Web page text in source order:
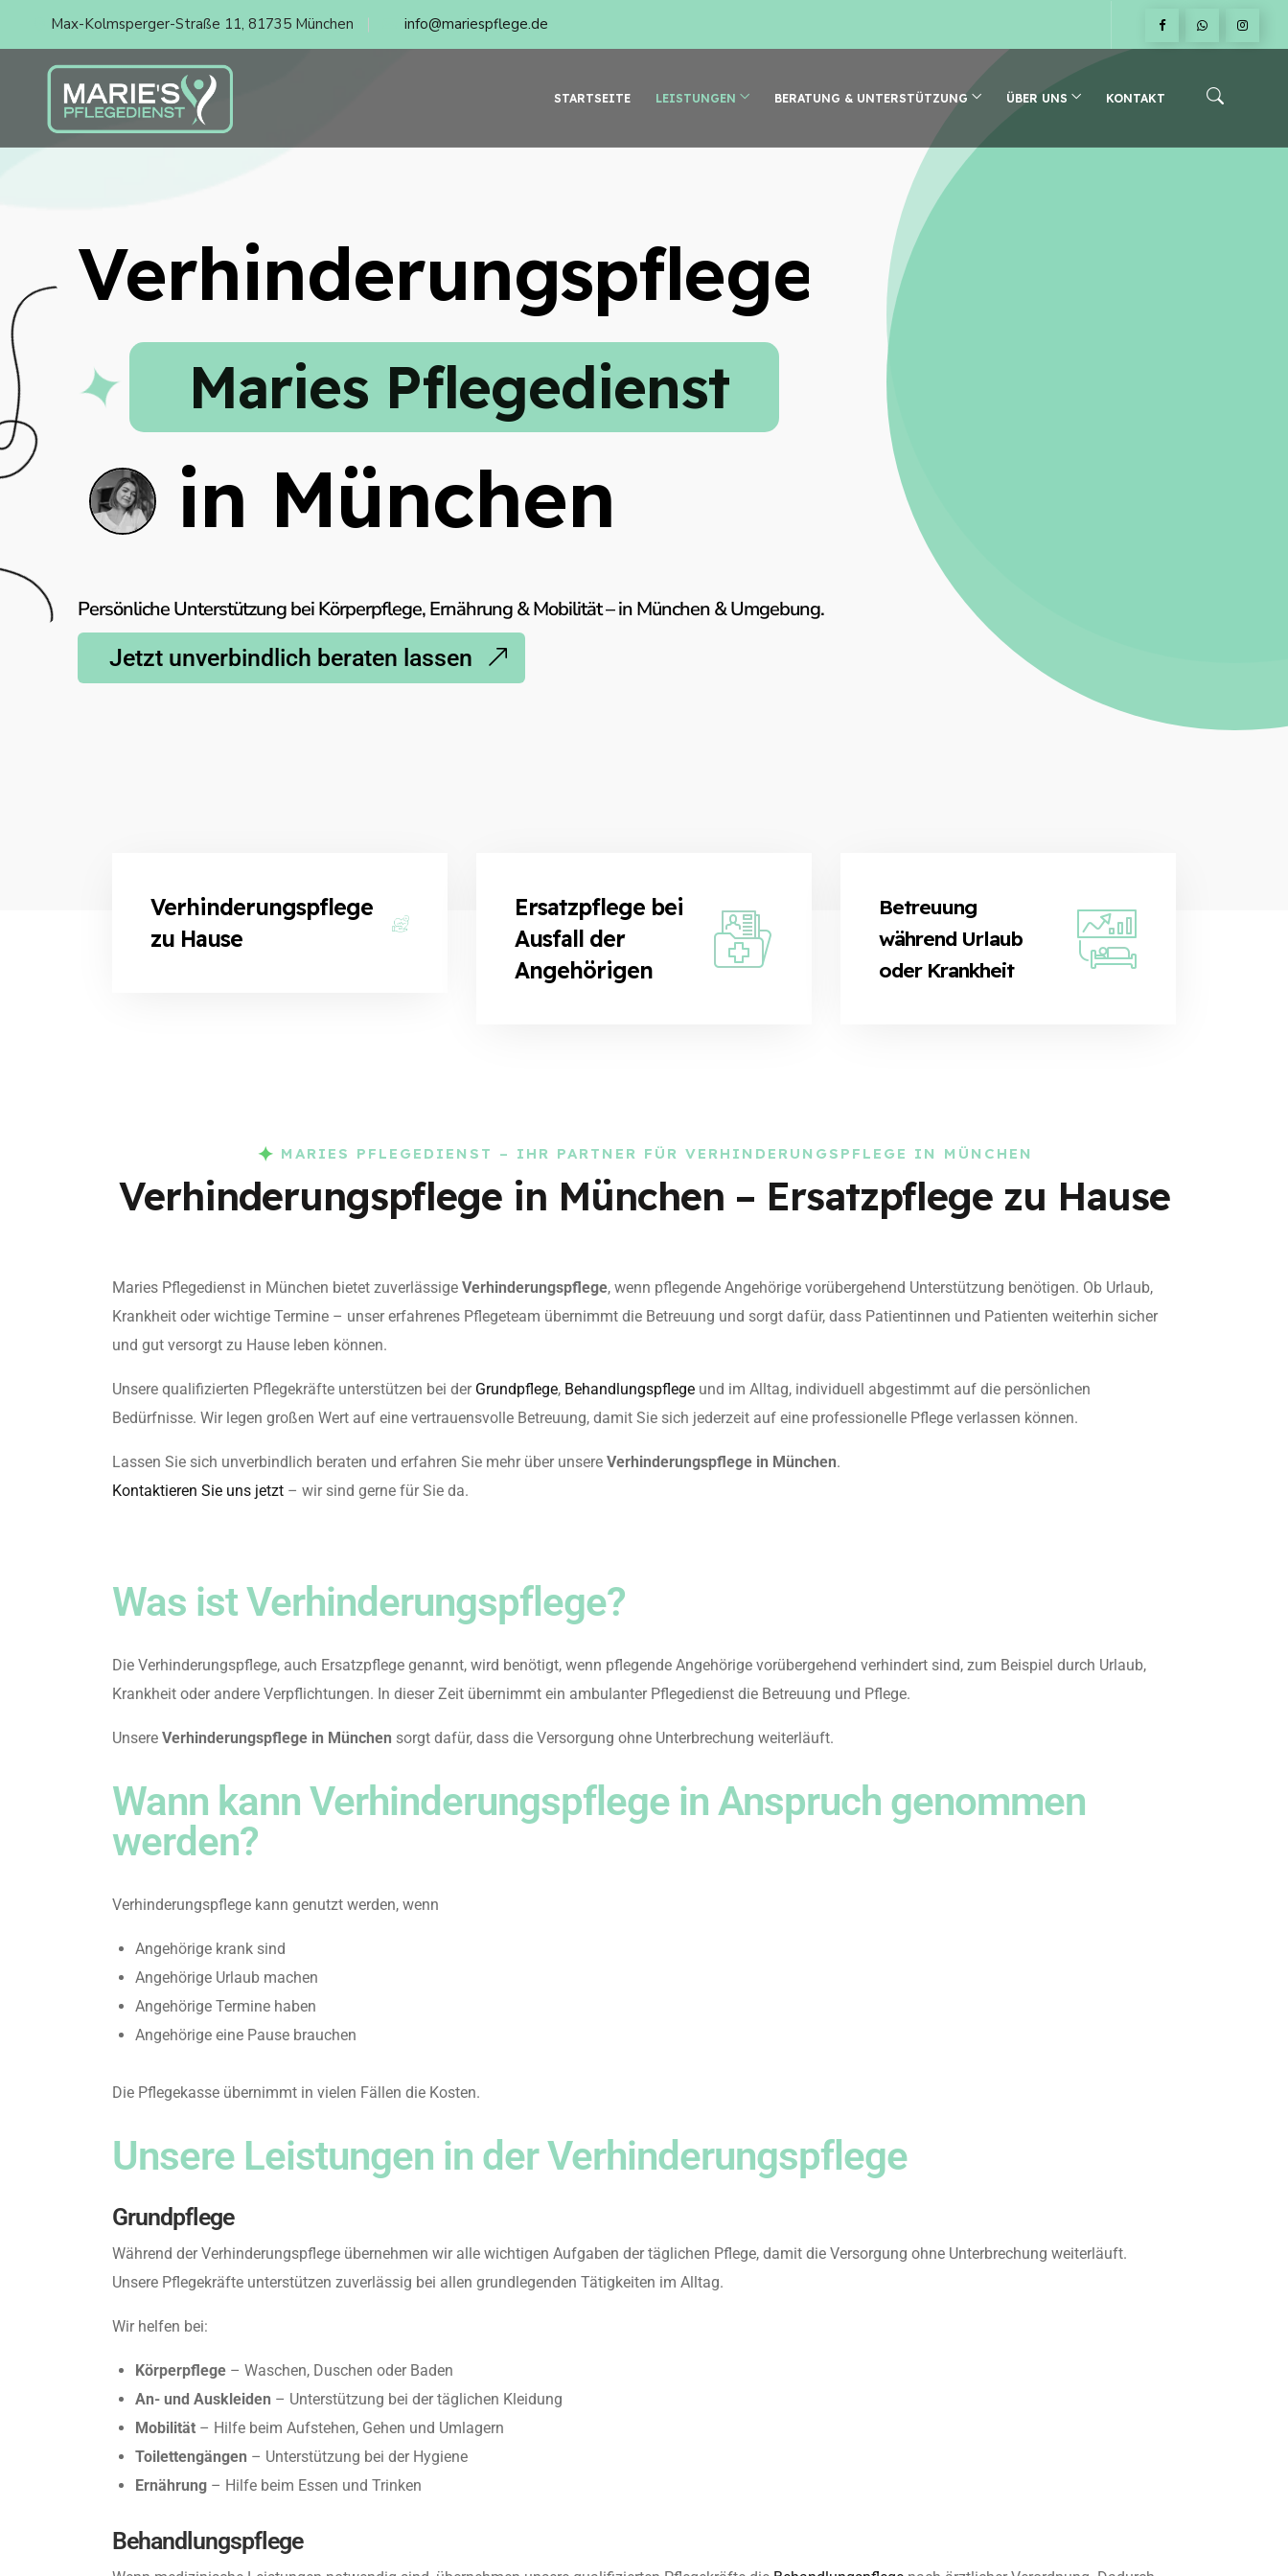
Max-Kolmsperger-Straße 11, 81735 München info@mariespflege.de
STARTSEITE LEISTUNGEN BERATUNG & UNTERSTÜTZUNG ÜBER UNS KONTAKT
in München
Jetzt unverbindlich beraten lassen
Verhinderungspflege
Persönliche Unterstützung bei Körperpflege, Ernährung & Mobilität – in München & Umgebung.
Maries Pflegedienst
✦
Verhinderungspflege
zu Hause
Ersatzpflege bei
Ausfall der
Angehörigen
Betreuung
während Urlaub
oder Krankheit
MARIES PFLEGEDIENST – IHR PARTNER FÜR VERHINDERUNGSPFLEGE IN MÜNCHEN
Verhinderungspflege in München – Ersatzpflege zu Hause
Maries Pflegedienst in München bietet zuverlässige Verhinderungspflege, wenn pflegende Angehörige vorübergehend Unterstützung benötigen. Ob Urlaub,
Krankheit oder wichtige Termine – unser erfahrenes Pflegeteam übernimmt die Betreuung und sorgt dafür, dass Patientinnen und Patienten weiterhin sicher
und gut versorgt zu Hause leben können.
Unsere qualifizierten Pflegekräfte unterstützen bei der Grundpflege, Behandlungspflege und im Alltag, individuell abgestimmt auf die persönlichen
Bedürfnisse. Wir legen großen Wert auf eine vertrauensvolle Betreuung, damit Sie sich jederzeit auf eine professionelle Pflege verlassen können.
Lassen Sie sich unverbindlich beraten und erfahren Sie mehr über unsere Verhinderungspflege in München.
Kontaktieren Sie uns jetzt – wir sind gerne für Sie da.
Was ist Verhinderungspflege?
Die Verhinderungspflege, auch Ersatzpflege genannt, wird benötigt, wenn pflegende Angehörige vorübergehend verhindert sind, zum Beispiel durch Urlaub,
Krankheit oder andere Verpflichtungen. In dieser Zeit übernimmt ein ambulanter Pflegedienst die Betreuung und Pflege.
Unsere Verhinderungspflege in München sorgt dafür, dass die Versorgung ohne Unterbrechung weiterläuft.
Wann kann Verhinderungspflege in Anspruch genommen
werden?
Verhinderungspflege kann genutzt werden, wenn
Angehörige krank sind
Angehörige Urlaub machen
Angehörige Termine haben
Angehörige eine Pause brauchen
Die Pflegekasse übernimmt in vielen Fällen die Kosten.
Unsere Leistungen in der Verhinderungspflege
Grundpflege
Während der Verhinderungspflege übernehmen wir alle wichtigen Aufgaben der täglichen Pflege, damit die Versorgung ohne Unterbrechung weiterläuft.
Unsere Pflegekräfte unterstützen zuverlässig bei allen grundlegenden Tätigkeiten im Alltag.
Wir helfen bei:
Körperpflege – Waschen, Duschen oder Baden
An- und Auskleiden – Unterstützung bei der täglichen Kleidung
Mobilität – Hilfe beim Aufstehen, Gehen und Umlagern
Toilettengängen – Unterstützung bei der Hygiene
Ernährung – Hilfe beim Essen und Trinken
Behandlungspflege